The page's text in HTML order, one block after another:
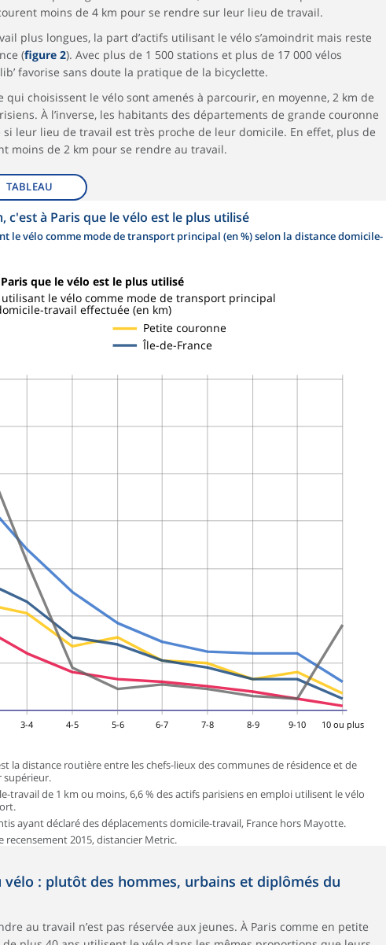
moins de 4 km pour se rendre sur leur lieu de travail.
plus longues, la part d’actifs utilisant le vélo s’amoindrit mais reste
(figure 2). Avec plus de 1 500 stations et plus de 17 000 vélos
favorise sans doute la pratique de la bicyclette.
qui choisissent le vélo sont amenés à parcourir, en moyenne, 2 km de
À l’inverse, les habitants des départements de grande couronne
leur lieu de travail est très proche de leur domicile. En effet, plus de
moins de 2 km pour se rendre au travail.
TABLEAU
c'est à Paris que le vélo est le plus utilisé
le vélo comme mode de transport principal (en %) selon la distance domicile-
que le vélo est le plus utilisé
le vélo comme mode de transport principal
travail effectuée (en km)
3-4 4-5 5-6 6-7 7-8 8-9 9-10 10 ou plus
Petite couronne
Île-de-France
la distance routière entre les chefs-lieux des communes de résidence et de
travail de 1 km ou moins, 6,6 % des actifs parisiens en emploi utilisent le vélo
ayant déclaré des déplacements domicile-travail, France hors Mayotte.
recensement 2015, distancier Metric.
: plutôt des hommes, urbains et diplômés du
au travail n’est pas réservée aux jeunes. À Paris comme en petite